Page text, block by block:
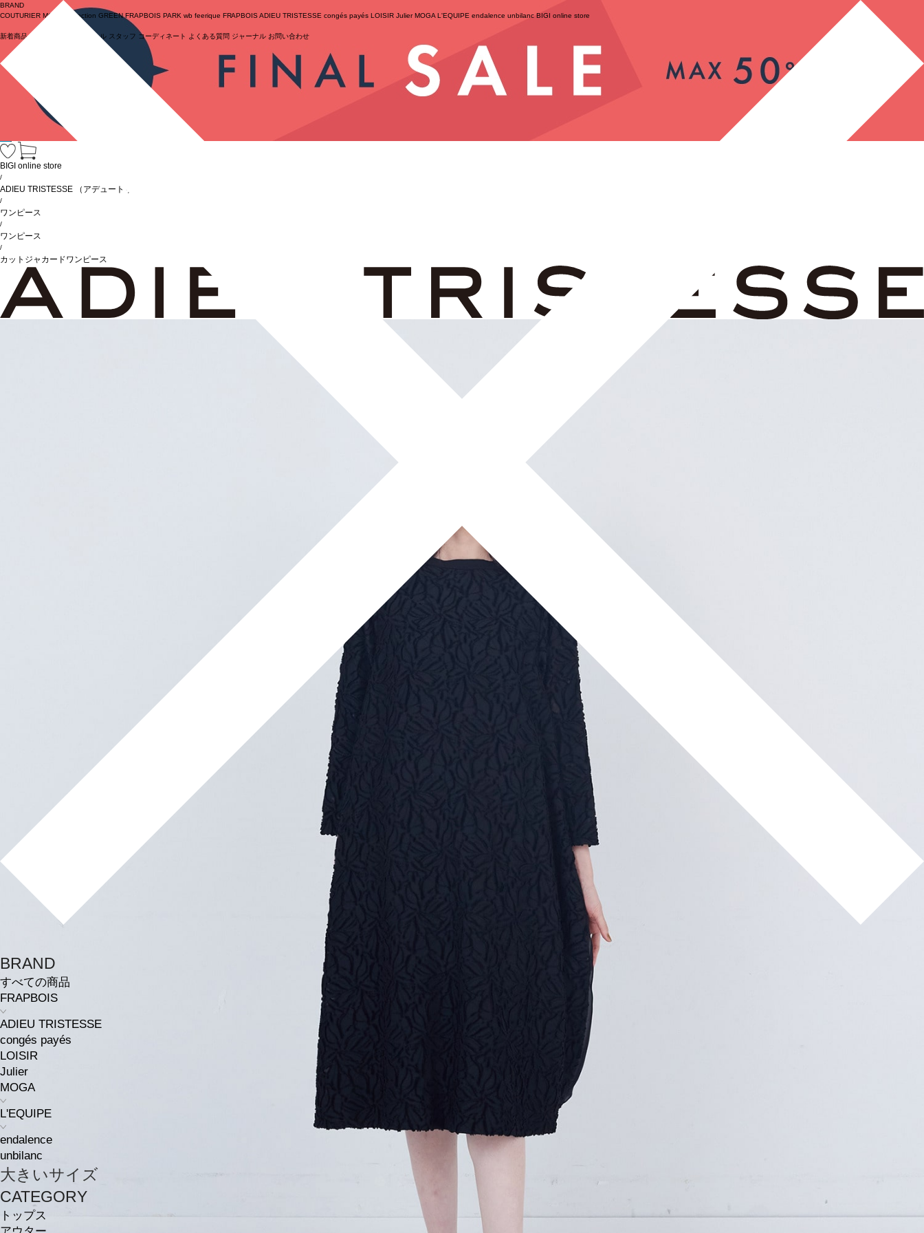
BRAND
COUTURIER MOGA Collection GREEN FRAPBOIS PARK wb feerique FRAPBOIS ADIEU TRISTESSE congés payés LOISIR Julier MOGA L'EQUIPE endalence unbilanc BIGI online store
新着商品 (ライブ) セール スタッフ コーディネート よくある質問 ジャーナル お問い合わせ
BRAND
すべての商品
FRAPBOIS
ADIEU TRISTESSE
congés payés
LOISIR
Julier
MOGA
L'EQUIPE
endalence
unbilanc
大きいサイズ
CATEGORY
トップス
BIGI online store
/
ADIEU TRISTESSE （アデュートリステス）
/
ワンピース
/
ワンピース
/
カットジャカードワンピース